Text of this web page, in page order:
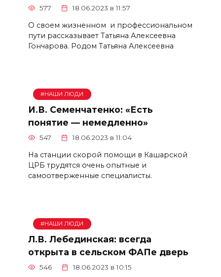
577 18.06.2023 в 11:57
О своем жизненном и профессиональном
пути рассказывает Татьяна Алексеевна
Гончарова. Родом Татьяна Алексеевна
#НАШИ ЛЮДИ
И.В. Семенчатенко: «Есть
понятие — немедленно»
547 18.06.2023 в 11:04
На станции скорой помощи в Кашарской
ЦРБ трудятся очень опытные и
самоотверженные специалисты.
#НАШИ ЛЮДИ
Л.В. Лебединская: всегда
открыта в сельском ФАПе дверь
546 18.06.2023 в 10:15